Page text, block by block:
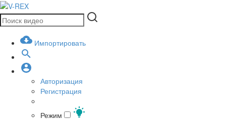
Импортировать
Авторизация
Регистрация
Режим